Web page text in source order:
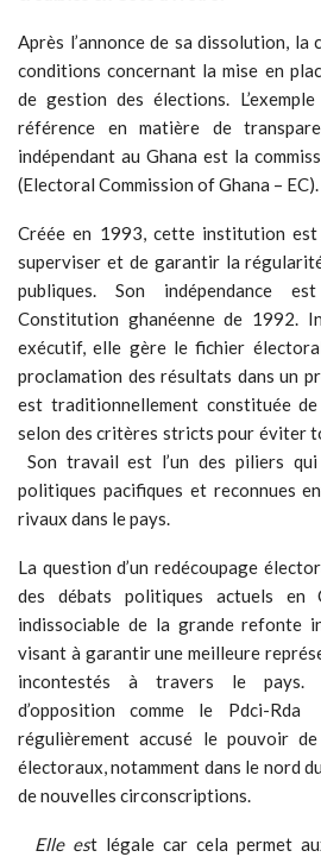
Après l’annonce de sa dissolution, la
conditions concernant la mise en
de gestion des élections.
référence en matière de
indépendant au Ghana est la
(Electoral Commission of Ghana – EC).
Créée en 1993, cette institution est
superviser et de garantir la
publiques. Son indépendance
Constitution ghanéenne de 1992.
exécutif, elle gère le fichier
proclamation des résultats dans un
est traditionnellement constituée de
selon des critères stricts pour éviter
Son travail est l’un des piliers
politiques pacifiques et reconnues
rivaux dans le pays.
La question d’un redécoupage
des débats politiques actuels en
indissociable de la grande refonte
visant à garantir une meilleure
incontestés à travers le pays.
d’opposition comme le Pdci-
régulièrement accusé le pouvoir
électoraux, notamment dans le nord
de nouvelles circonscriptions.
Elle est légale car cela permet